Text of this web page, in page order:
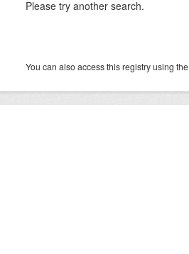
Please try another search.
You can also access this registry using the